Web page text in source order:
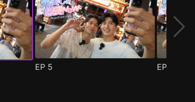
EP 5 EP